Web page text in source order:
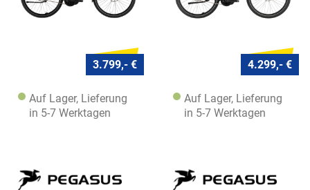
3.799,- €
Auf Lager, Lieferung
in 5-7 Werktagen
4.299,- €
Auf Lager, Lieferung
in 5-7 Werktagen